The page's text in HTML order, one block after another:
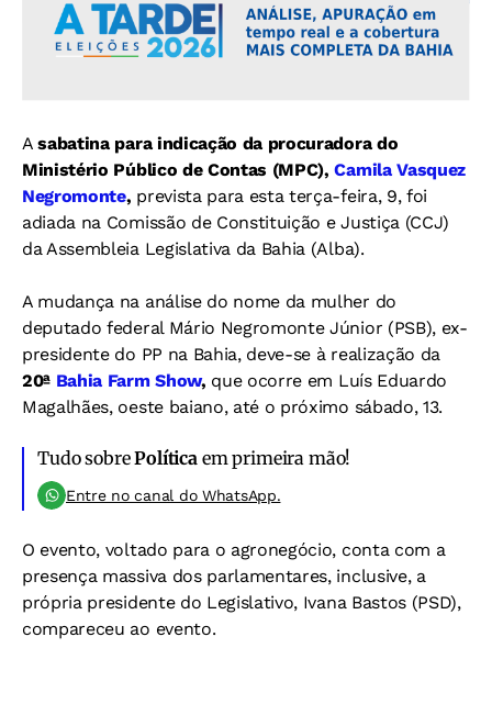
Asabatina para indicação da procuradora do
Ministério Público de Contas (MPC),Camila Vasquez
Negromonte, prevista para esta terça-feira, 9, foi
adiada na Comissão de Constituição e Justiça (CCJ)
da Assembleia Legislativa da Bahia (Alba).
A mudança na análise do nome da mulher do
deputado federal Mário Negromonte Júnior (PSB), ex-
presidente do PP na Bahia, deve-se à realização da
20ª Bahia Farm Show, que ocorre em Luís Eduardo
Magalhães, oeste baiano, até o próximo sábado, 13.
Tudo sobrePolítica em primeira mão!
Entre no canal do WhatsApp.
O evento, voltado para o agronegócio, conta com a
presença massiva dos parlamentares, inclusive, a
própria presidente do Legislativo, Ivana Bastos (PSD),
compareceu ao evento.